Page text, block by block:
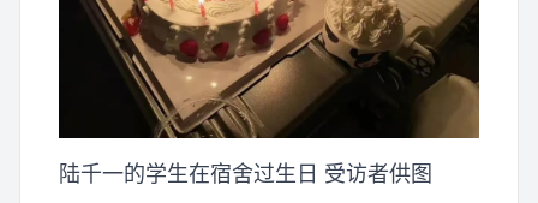
陆千一的学生在宿舍过生日 受访者供图